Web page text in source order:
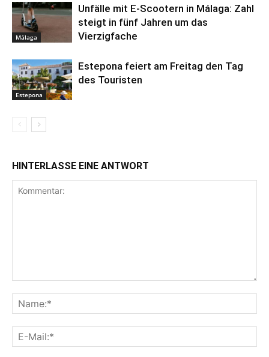
Málaga
Unfälle mit E-Scootern in Málaga: Zahl
steigt in fünf Jahren um das
Vierzigfache
Estepona
Estepona feiert am Freitag den Tag
des Touristen
HINTERLASSE EINE ANTWORT